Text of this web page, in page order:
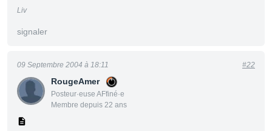
Liv
signaler
RougeAmer
Posteur·euse AFfiné·e
Membre depuis 22 ans
09 Septembre 2004 à 18:11 #22